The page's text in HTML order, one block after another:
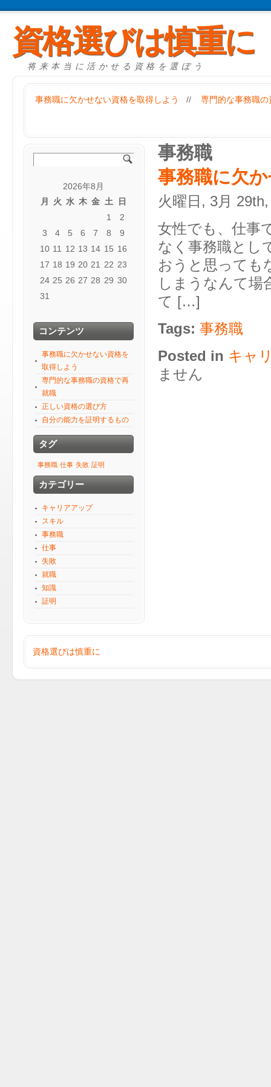
資格選びは慎重に
将来本当に活かせる資格を選ぼう
事務職に欠かせない資格を取得しよう // 専門的な事務職
事務職
事務職に欠
火曜日, 3月
女性でも、仕事
なく事務職とし
おうと思っても
しまうなんて場
て […]
Tags: 事務職
Posted in キャ
ません
2026年8月
月
火 水 木 金 土
日
1
2
3
4 5 6 7 8
9
10 11 12 13 14 15 16
17 18 19 20 21 22 23
24 25 26 27 28 29 30
31
コンテンツ
事務職に欠かせない資格を
取得しよう
専門的な事務職の資格で再
就職
正しい資格の選び方
自分の能力を証明するもの
タグ
事務職 仕事 失敗 証明
カテゴリー
キャリアアップ
スキル
事務職
仕事
失敗
就職
知識
証明
資格選びは慎重に